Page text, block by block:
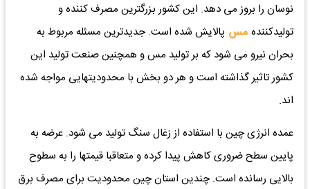
نوسان را بروز می دهد. این کشور بزرگترین مصرف کننده و
تولیدکننده مس پالایش شده است. جدیدترین مسئله مربوط به
بحران نیرو می شود که بر تولید مس و همچنین صنعت تولید این
کشور تاثیر گذاشته است و هر دو بخش با محدودیتهایی مواجه شده
اند.
عمده انرژی چین با استفاده از زغال سنگ تولید می شود. عرضه به
پایین سطح ضروری کاهش پیدا کرده و متعاقبا قیمتها را به سطوح
بالایی رسانده است. چندین استان چین محدودیت برای مصرف برق